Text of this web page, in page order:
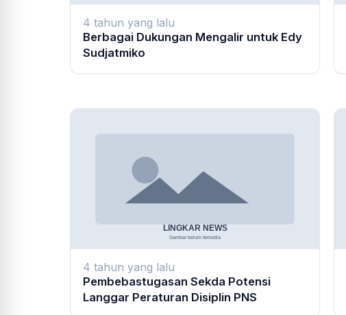
4 tahun yang lalu
Berbagai Dukungan Mengalir untuk Edy
Sudjatmiko
4 tahun yang lalu
Pembebastugasan Sekda Potensi
Langgar Peraturan Disiplin PNS